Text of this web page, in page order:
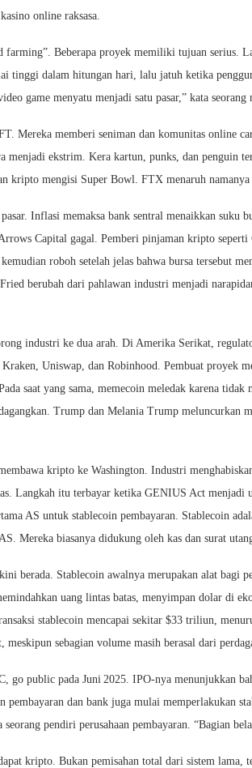
online raksasa.
farming”. Beberapa proyek memiliki tujuan serius.
tinggi dalam hitungan hari, lalu jatuh ketika
game menyatu menjadi satu pasar,” kata seorang
Mereka memberi seniman dan komunitas online
menjadi ekstrim. Kera kartun, punks, dan penguin
kripto mengisi Super Bowl. FTX menaruh namanya
Inflasi memaksa bank sentral menaikkan suku
Capital gagal. Pemberi pinjaman kripto seperti
roboh setelah jelas bahwa bursa tersebut
berubah dari pahlawan industri menjadi
industri ke dua arah. Di Amerika Serikat,
Uniswap, dan Robinhood. Pembuat proyek
saat yang sama, memecoin meledak karena
Trump dan Melania Trump meluncurkan
kripto ke Washington. Industri
Langkah itu terbayar ketika GENIUS Act menjadi
AS untuk stablecoin pembayaran. Stablecoin
Mereka biasanya didukung oleh kas dan surat
berada. Stablecoin awalnya merupakan alat bagi
uang lintas batas, menyimpan dolar di
stablecoin mencapai sekitar $33 triliun,
meskipun sebagian volume masih berasal dari
go public pada Juni 2025. IPO‑nya menunjukkan
pembayaran dan bank juga mulai memperlakukan
pendiri perusahaan pembayaran. “Bagian
kripto. Bukan pemisahan total dari sistem lama,